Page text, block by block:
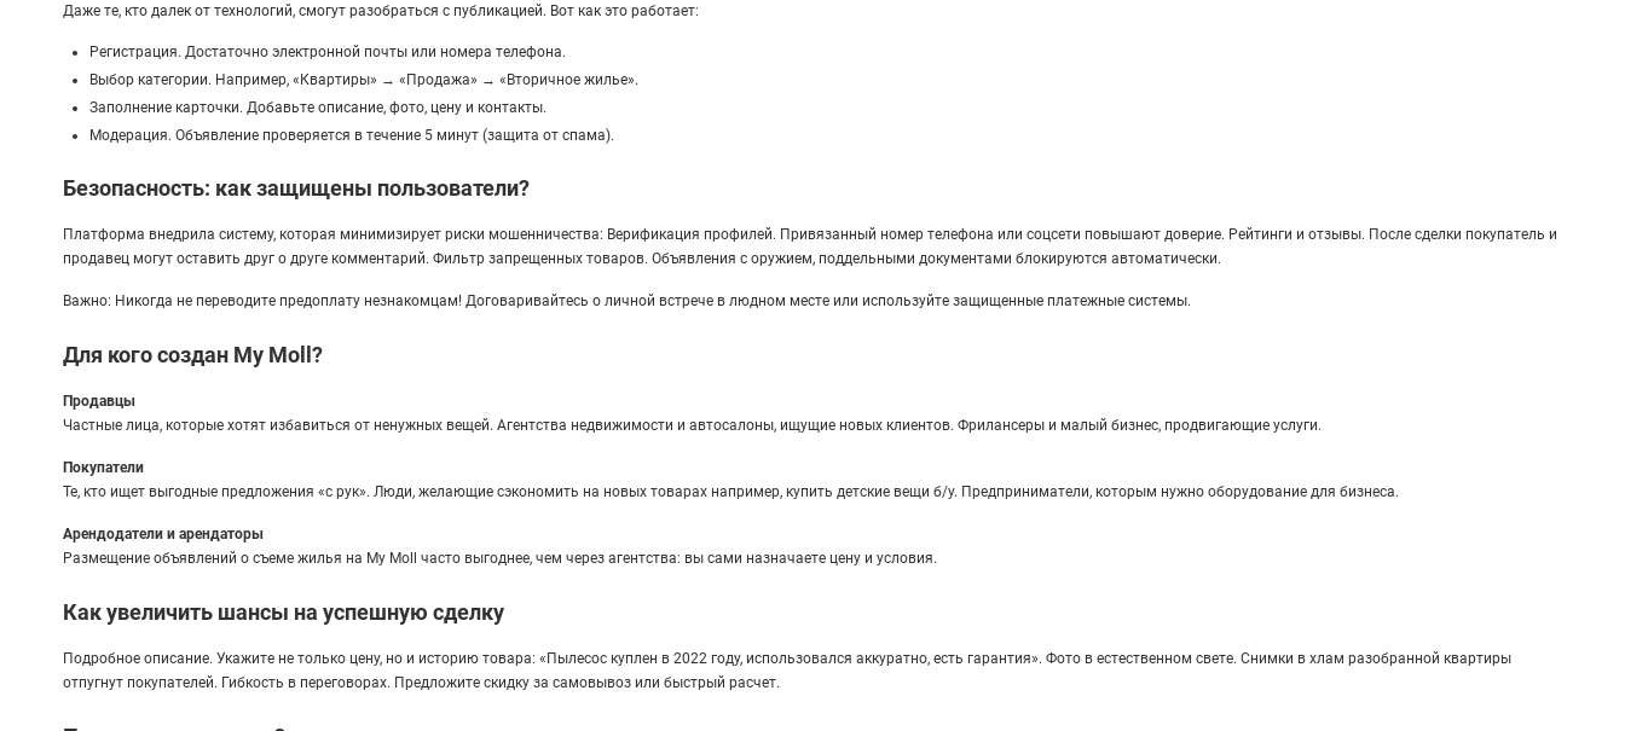
Даже те, кто далек от технологий, смогут разобраться с публикацией. Вот как это работает:
Регистрация. Достаточно электронной почты или номера телефона.
Выбор категории. Например, «Квартиры» → «Продажа» → «Вторичное жилье».
Заполнение карточки. Добавьте описание, фото, цену и контакты.
Модерация. Объявление проверяется в течение 5 минут (защита от спама).
Безопасность: как защищены пользователи?
Платформа внедрила систему, которая минимизирует риски мошенничества: Верификация профилей. Привязанный номер телефона или соцсети повышают доверие. Рейтинги и отзывы. После сделки покупатель и
продавец могут оставить друг о друге комментарий. Фильтр запрещенных товаров. Объявления с оружием, поддельными документами блокируются автоматически.
Важно: Никогда не переводите предоплату незнакомцам! Договаривайтесь о личной встрече в людном месте или используйте защищенные платежные системы.
Для кого создан My Moll?
Продавцы
Частные лица, которые хотят избавиться от ненужных вещей. Агентства недвижимости и автосалоны, ищущие новых клиентов. Фрилансеры и малый бизнес, продвигающие услуги.
Покупатели
Те, кто ищет выгодные предложения «с рук». Люди, желающие сэкономить на новых товарах например, купить детские вещи б/у. Предприниматели, которым нужно оборудование для бизнеса.
Арендодатели и арендаторы
Размещение объявлений о съеме жилья на My Moll часто выгоднее, чем через агентства: вы сами назначаете цену и условия.
Как увеличить шансы на успешную сделку
Подробное описание. Укажите не только цену, но и историю товара: «Пылесос куплен в 2022 году, использовался аккуратно, есть гарантия». Фото в естественном свете. Снимки в хлам разобранной квартиры
отпугнут покупателей. Гибкость в переговорах. Предложите скидку за самовывоз или быстрый расчет.